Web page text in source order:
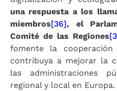
una respuesta a los
miembros[36], el
Comité de las Regiones
fomente la
contribuya a mejorar la
las administraciones
regional y local en Europa.